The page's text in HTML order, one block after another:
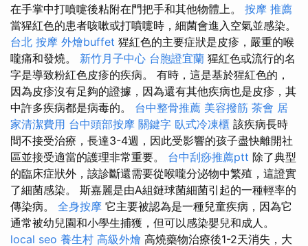
在手掌中打噴嚏後粘附在門把手和其他物體上。 按摩 推薦
當猩紅色的患者咳嗽或打噴嚏時，細菌會進入空氣並感染。
台北 按摩 外燴buffet 猩紅色的主要症狀是皮疹，嚴重的喉
嚨痛和發燒。 新竹月子中心 台胞證宜蘭 猩紅色或流行的名
字是導致粉紅色皮疹的疾病。 有時，這是基於猩紅色的，
因為皮疹沒有足夠的證據，因為還有其他疾病也是皮疹，其
中許多疾病都是病毒的。 台中整骨推薦 美容撥筋 茶會 居
家清潔費用 台中頭部按摩 關鍵字 臥式冷凍櫃 該疾病長時
間不接受治療，長達3-4週，因此受影響的孩子盡快離開社
區並接受適當的護理非常重要。 台中刮痧推薦ptt 除了典型
的臨床症狀外，該診斷還需要從喉嚨分泌物中繁殖，這證實
了細菌感染。 斯嘉麗是由A組鏈球菌細菌引起的一種輕率的
傳染病。 全身按摩 它主要被認為是一種兒童疾病，因為它
通常被幼兒園和小學生捕獲，但可以感染嬰兒和成人。
local seo 養生村 高級外燴 高燒藥物治療後1-2天消失，大